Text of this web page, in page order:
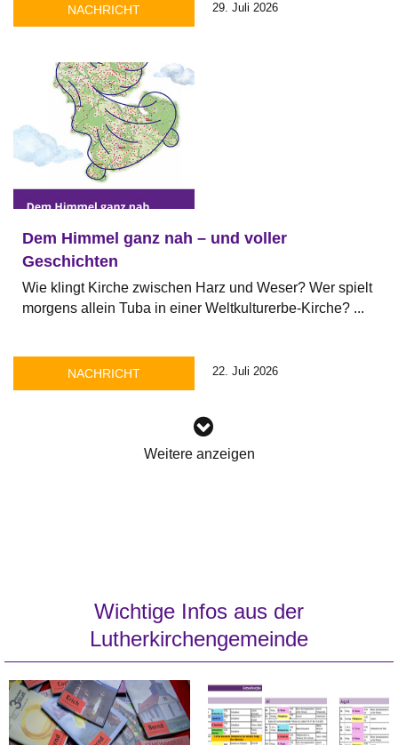
NACHRICHT 29. Juli 2026
Dem Himmel ganz nah – und voller
Geschichten
Wie klingt Kirche zwischen Harz und Weser? Wer spielt
morgens allein Tuba in einer Weltkulturerbe-Kirche? ...
NACHRICHT 22. Juli 2026
Weitere anzeigen
Wichtige Infos aus der
Lutherkirchengemeinde